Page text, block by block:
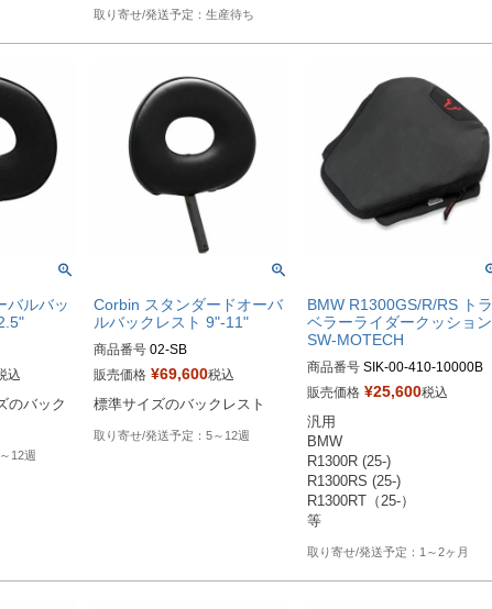
生産待ち
バルバッ
込
のバック
12週
Corbin スタンダードオーバ
ルバックレスト 9"-11"
商品番号 02-SB
販売価格 ¥69,600税込
標準サイズのバックレスト
5～12週
BMW R1300GS/R/RS トラ
ベラーライダークッション
SW-MOTECH
商品番号 SIK-00-410-10000B
販売価格 ¥25,600税込
汎用
BMW
R1300R (25-)
R1300RS (25-)
R1300RT（25-）
1～2ヶ月